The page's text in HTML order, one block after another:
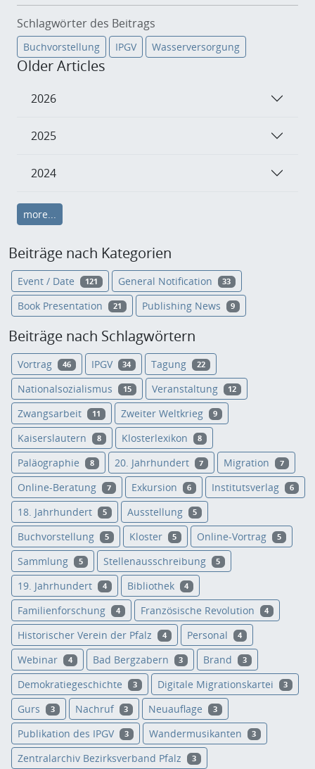
Schlagwörter des Beitrags
Buchvorstellung IPGV Wasserversorgung
Older Articles
2026
2025
2024
more...
Beiträge nach Kategorien
Event / Date 121 General Notification 33
Book Presentation 21 Publishing News 9
Beiträge nach Schlagwörtern
Vortrag 46 IPGV 34 Tagung 22
Nationalsozialismus 15 Veranstaltung 12
Zwangsarbeit 11 Zweiter Weltkrieg 9
Kaiserslautern 8 Klosterlexikon 8
Paläographie 8 20. Jahrhundert 7 Migration 7
Online-Beratung 7 Exkursion 6 Institutsverlag 6
18. Jahrhundert 5 Ausstellung 5
Buchvorstellung 5 Kloster 5 Online-Vortrag 5
Sammlung 5 Stellenausschreibung 5
19. Jahrhundert 4 Bibliothek 4
Familienforschung 4 Französische Revolution 4
Historischer Verein der Pfalz 4 Personal 4
Webinar 4 Bad Bergzabern 3 Brand 3
Demokratiegeschichte 3 Digitale Migrationskartei 3
Gurs 3 Nachruf 3 Neuauflage 3
Publikation des IPGV 3 Wandermusikanten 3
Zentralarchiv Bezirksverband Pfalz 3